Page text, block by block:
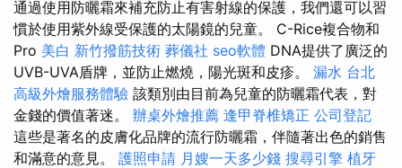
通過使用防曬霜來補充防止有害射線的保護，我們還可以習
慣於使用紫外線受保護的太陽鏡的兒童。 C-Rice複合物和
Pro 美白 新竹撥筋技術 葬儀社 seo軟體 DNA提供了廣泛的
UVB-UVA盾牌，並防止燃燒，陽光斑和皮疹。 漏水 台北
高級外燴服務體驗 該類別由目前為兒童的防曬霜代表，對
金錢的價值著迷。 辦桌外燴推薦 逢甲脊椎矯正 公司登記
這些是著名的皮膚化品牌的流行防曬霜，伴隨著出色的銷售
和滿意的意見。 護照申請 月嫂一天多少錢 搜尋引擎 植牙